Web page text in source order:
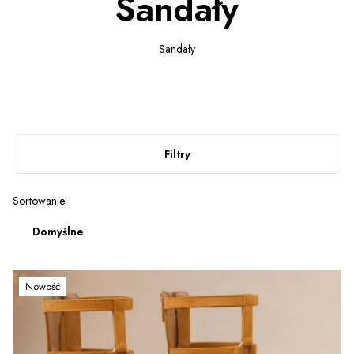
Sandały
Filtry
Lista produktów
Sortowanie:
Domyślne
Nowość